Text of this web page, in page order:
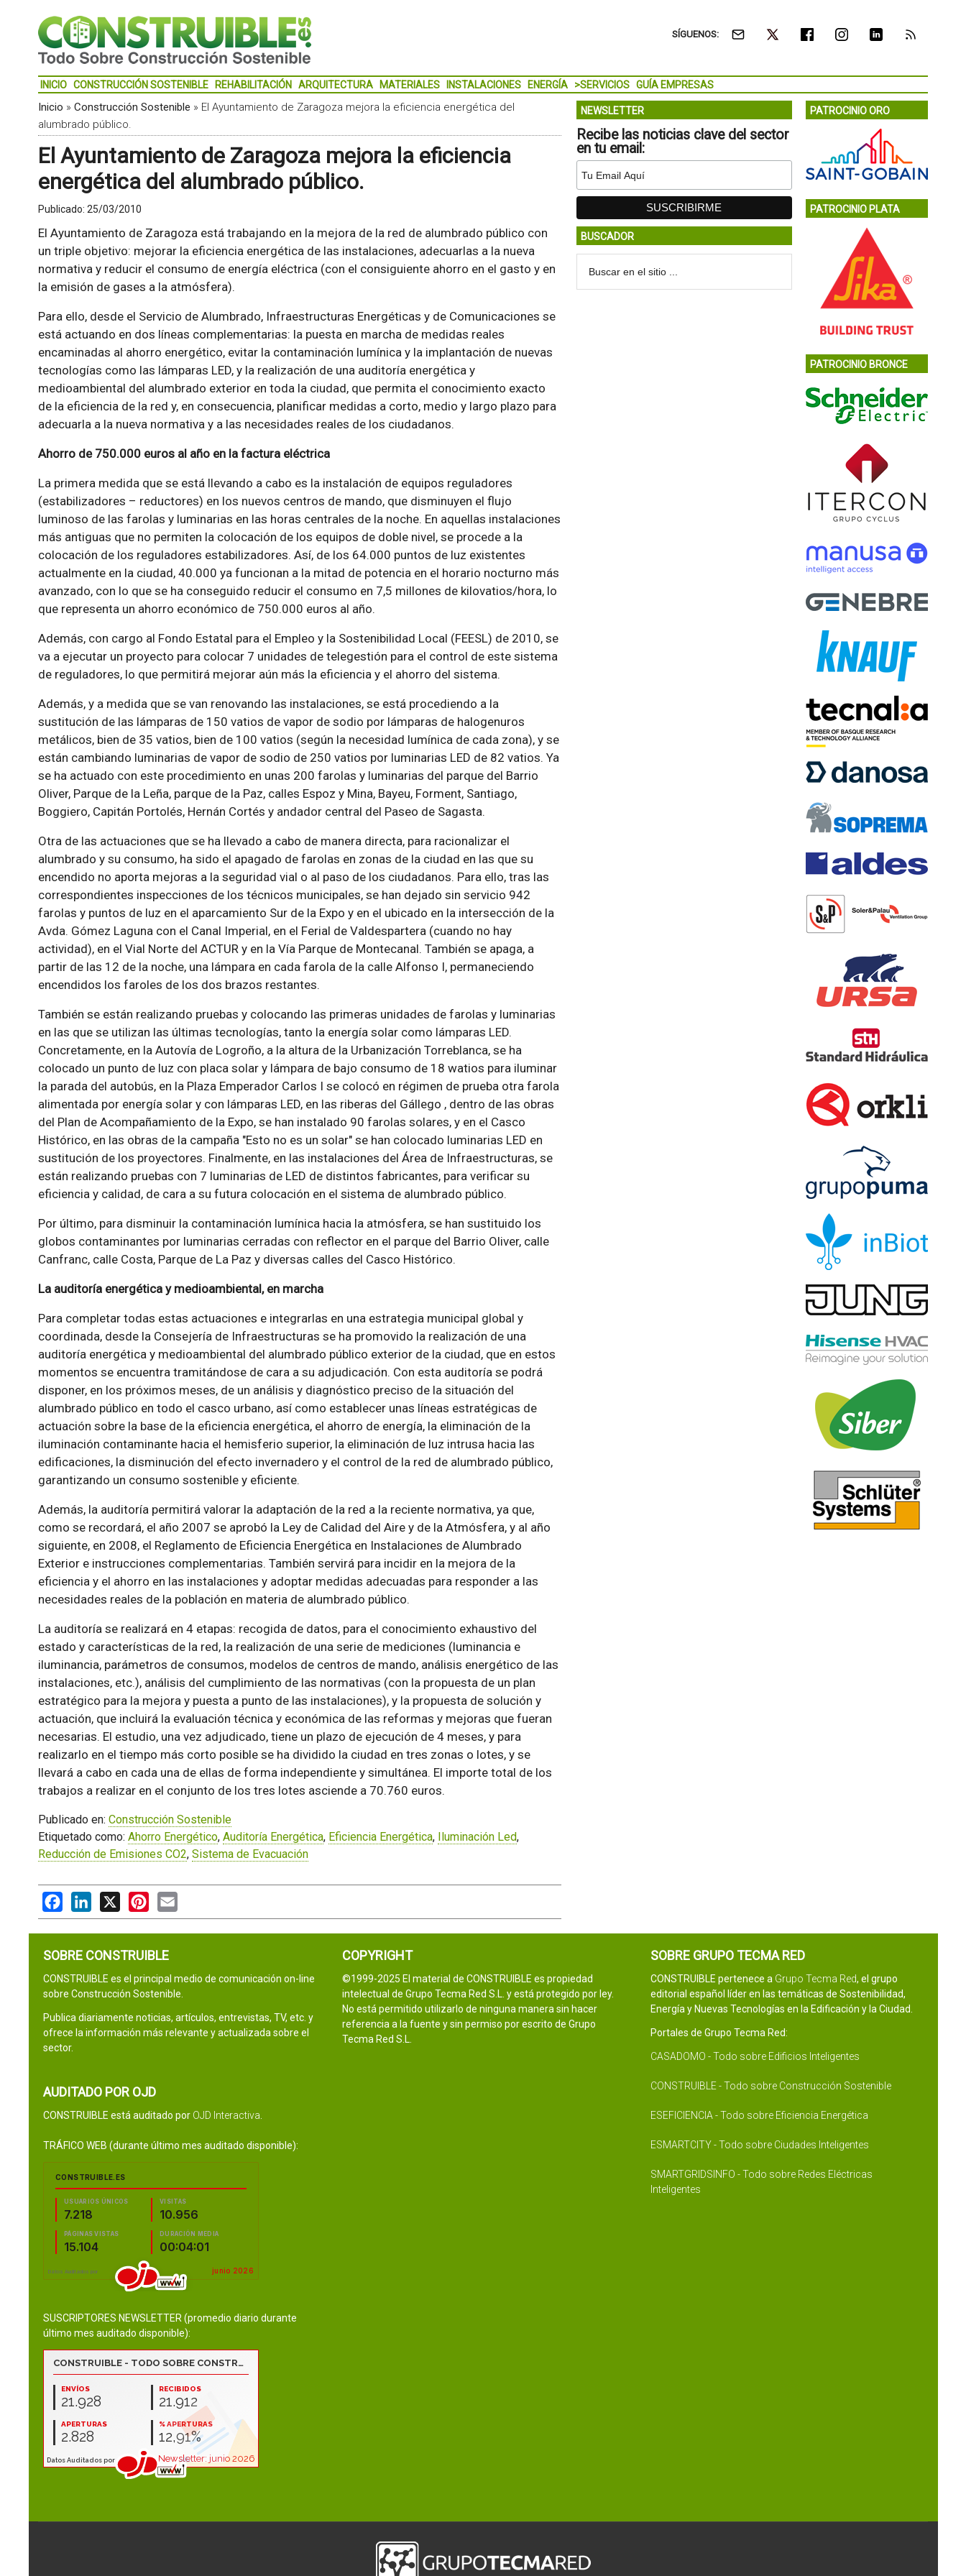
SÍGUENOS:
INICIO CONSTRUCCIÓN SOSTENIBLE REHABILITACIÓN ARQUITECTURA MATERIALES INSTALACIONES ENERGÍA >SERVICIOS GUÍA EMPRESAS
Inicio » Construcción Sostenible » El Ayuntamiento de Zaragoza mejora la eficiencia energética del
alumbrado público.
El Ayuntamiento de Zaragoza mejora la eficiencia
energética del alumbrado público.
Publicado: 25/03/2010
El Ayuntamiento de Zaragoza está trabajando en la mejora de la red de alumbrado público con
un triple objetivo: mejorar la eficiencia energética de las instalaciones, adecuarlas a la nueva
normativa y reducir el consumo de energía eléctrica (con el consiguiente ahorro en el gasto y en
la emisión de gases a la atmósfera).
Para ello, desde el Servicio de Alumbrado, Infraestructuras Energéticas y de Comunicaciones se
está actuando en dos líneas complementarias: la puesta en marcha de medidas reales
encaminadas al ahorro energético, evitar la contaminación lumínica y la implantación de nuevas
tecnologías como las lámparas LED, y la realización de una auditoría energética y
medioambiental del alumbrado exterior en toda la ciudad, que permita el conocimiento exacto
de la eficiencia de la red y, en consecuencia, planificar medidas a corto, medio y largo plazo para
adecuarla a la nueva normativa y a las necesidades reales de los ciudadanos.
Ahorro de 750.000 euros al año en la factura eléctrica
La primera medida que se está llevando a cabo es la instalación de equipos reguladores
(estabilizadores – reductores) en los nuevos centros de mando, que disminuyen el flujo
luminoso de las farolas y luminarias en las horas centrales de la noche. En aquellas instalaciones
más antiguas que no permiten la colocación de los equipos de doble nivel, se procede a la
colocación de los reguladores estabilizadores. Así, de los 64.000 puntos de luz existentes
actualmente en la ciudad, 40.000 ya funcionan a la mitad de potencia en el horario nocturno más
avanzado, con lo que se ha conseguido reducir el consumo en 7,5 millones de kilovatios/hora, lo
que representa un ahorro económico de 750.000 euros al año.
Además, con cargo al Fondo Estatal para el Empleo y la Sostenibilidad Local (FEESL) de 2010, se
va a ejecutar un proyecto para colocar 7 unidades de telegestión para el control de este sistema
de reguladores, lo que permitirá mejorar aún más la eficiencia y el ahorro del sistema.
Además, y a medida que se van renovando las instalaciones, se está procediendo a la
sustitución de las lámparas de 150 vatios de vapor de sodio por lámparas de halogenuros
metálicos, bien de 35 vatios, bien de 100 vatios (según la necesidad lumínica de cada zona), y se
están cambiando luminarias de vapor de sodio de 250 vatios por luminarias LED de 82 vatios. Ya
se ha actuado con este procedimiento en unas 200 farolas y luminarias del parque del Barrio
Oliver, Parque de la Leña, parque de la Paz, calles Espoz y Mina, Bayeu, Forment, Santiago,
Boggiero, Capitán Portolés, Hernán Cortés y andador central del Paseo de Sagasta.
Otra de las actuaciones que se ha llevado a cabo de manera directa, para racionalizar el
alumbrado y su consumo, ha sido el apagado de farolas en zonas de la ciudad en las que su
encendido no aporta mejoras a la seguridad vial o al paso de los ciudadanos. Para ello, tras las
correspondientes inspecciones de los técnicos municipales, se han dejado sin servicio 942
farolas y puntos de luz en el aparcamiento Sur de la Expo y en el ubicado en la intersección de la
Avda. Gómez Laguna con el Canal Imperial, en el Ferial de Valdespartera (cuando no hay
actividad), en el Vial Norte del ACTUR y en la Vía Parque de Montecanal. También se apaga, a
partir de las 12 de la noche, una lámpara en cada farola de la calle Alfonso I, permaneciendo
encendidos los faroles de los dos brazos restantes.
También se están realizando pruebas y colocando las primeras unidades de farolas y luminarias
en las que se utilizan las últimas tecnologías, tanto la energía solar como lámparas LED.
Concretamente, en la Autovía de Logroño, a la altura de la Urbanización Torreblanca, se ha
colocado un punto de luz con placa solar y lámpara de bajo consumo de 18 watios para iluminar
la parada del autobús, en la Plaza Emperador Carlos I se colocó en régimen de prueba otra farola
alimentada por energía solar y con lámparas LED, en las riberas del Gállego , dentro de las obras
del Plan de Acompañamiento de la Expo, se han instalado 90 farolas solares, y en el Casco
Histórico, en las obras de la campaña "Esto no es un solar" se han colocado luminarias LED en
sustitución de los proyectores. Finalmente, en las instalaciones del Área de Infraestructuras, se
están realizando pruebas con 7 luminarias de LED de distintos fabricantes, para verificar su
eficiencia y calidad, de cara a su futura colocación en el sistema de alumbrado público.
Por último, para disminuir la contaminación lumínica hacia la atmósfera, se han sustituido los
globos contaminantes por luminarias cerradas con reflector en el parque del Barrio Oliver, calle
Canfranc, calle Costa, Parque de La Paz y diversas calles del Casco Histórico.
La auditoría energética y medioambiental, en marcha
Para completar todas estas actuaciones e integrarlas en una estrategia municipal global y
coordinada, desde la Consejería de Infraestructuras se ha promovido la realización de una
auditoría energética y medioambiental del alumbrado público exterior de la ciudad, que en estos
momentos se encuentra tramitándose de cara a su adjudicación. Con esta auditoría se podrá
disponer, en los próximos meses, de un análisis y diagnóstico preciso de la situación del
alumbrado público en todo el casco urbano, así como establecer unas líneas estratégicas de
actuación sobre la base de la eficiencia energética, el ahorro de energía, la eliminación de la
iluminación contaminante hacia el hemisferio superior, la eliminación de luz intrusa hacia las
edificaciones, la disminución del efecto invernadero y el control de la red de alumbrado público,
garantizando un consumo sostenible y eficiente.
Además, la auditoría permitirá valorar la adaptación de la red a la reciente normativa, ya que,
como se recordará, el año 2007 se aprobó la Ley de Calidad del Aire y de la Atmósfera, y al año
siguiente, en 2008, el Reglamento de Eficiencia Energética en Instalaciones de Alumbrado
Exterior e instrucciones complementarias. También servirá para incidir en la mejora de la
eficiencia y el ahorro en las instalaciones y adoptar medidas adecuadas para responder a las
necesidades reales de la población en materia de alumbrado público.
La auditoría se realizará en 4 etapas: recogida de datos, para el conocimiento exhaustivo del
estado y características de la red, la realización de una serie de mediciones (luminancia e
iluminancia, parámetros de consumos, modelos de centros de mando, análisis energético de las
instalaciones, etc.), análisis del cumplimiento de las normativas (con la propuesta de un plan
estratégico para la mejora y puesta a punto de las instalaciones), y la propuesta de solución y
actuación, que incluirá la evaluación técnica y económica de las reformas y mejoras que fueran
necesarias. El estudio, una vez adjudicado, tiene un plazo de ejecución de 4 meses, y para
realizarlo en el tiempo más corto posible se ha dividido la ciudad en tres zonas o lotes, y se
llevará a cabo en cada una de ellas de forma independiente y simultánea. El importe total de los
trabajos a realizar en el conjunto de los tres lotes asciende a 70.760 euros.
Publicado en: Construcción Sostenible
Etiquetado como: Ahorro Energético, Auditoría Energética, Eficiencia Energética, Iluminación Led,
Reducción de Emisiones CO2, Sistema de Evacuación
FacebookLinkedIn
X PinterestEmail
NEWSLETTER
Recibe las noticias clave del sector
en tu email:
BUSCADOR
PATROCINIO ORO
PATROCINIO PLATA
PATROCINIO BRONCE
SOBRE CONSTRUIBLE
CONSTRUIBLE es el principal medio de comunicación on-line
sobre Construcción Sostenible.
Publica diariamente noticias, artículos, entrevistas, TV, etc. y
ofrece la información más relevante y actualizada sobre el
sector.
AUDITADO POR OJD
CONSTRUIBLE está auditado por OJD Interactiva
TRÁFICO WEB (durante último mes auditado disponible):
SUSCRIPTORES NEWSLETTER (promedio diario durante
último mes auditado disponible):
COPYRIGHT
©1999-2025 El material de CONSTRUIBLE es propiedad
intelectual de Grupo Tecma Red S.L. y está protegido por ley.
No está permitido utilizarlo de ninguna manera sin hacer
referencia a la fuente y sin permiso por escrito de Grupo
Tecma Red S.L.
SOBRE GRUPO TECMA RED
CONSTRUIBLE pertenece a Grupo Tecma Red, el grupo
editorial español líder en las temáticas de Sostenibilidad,
Energía y Nuevas Tecnologías en la Edificación y la Ciudad.
Portales de Grupo Tecma Red:
CASADOMO - Todo sobre Edificios Inteligentes
CONSTRUIBLE - Todo sobre Construcción Sostenible
ESEFICIENCIA - Todo sobre Eficiencia Energética
ESMARTCITY - Todo sobre Ciudades Inteligentes
SMARTGRIDSINFO - Todo sobre Redes Eléctricas
Inteligentes